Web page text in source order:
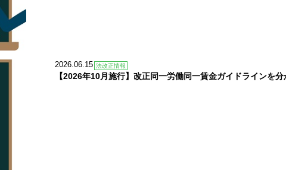
2026.06.15 法改正情報
【2026年10月施行】改正同一労働同一賃金ガイドラインを分